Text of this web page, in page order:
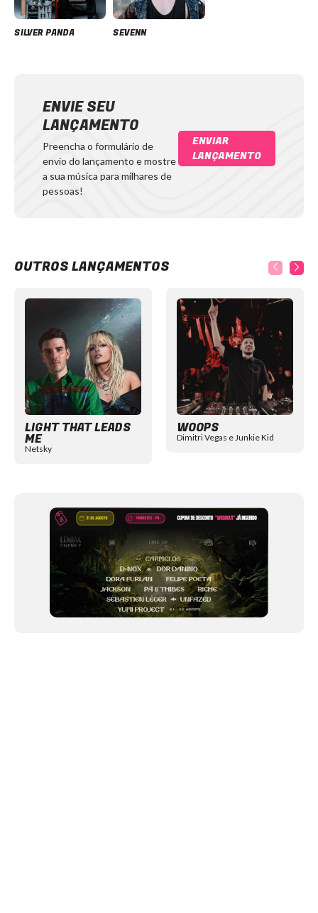
SILVER PANDA SEVENN
ENVIE SEU
LANÇAMENTO
Preencha o formulário de
envio do lançamento e mostre
a sua música para milhares de
pessoas!
ENVIAR
LANÇAMENTO
OUTROS LANÇAMENTOS
LIGHT THAT LEADS
ME
Netsky
WOOPS
Dimitri Vegas e Junkie Kid